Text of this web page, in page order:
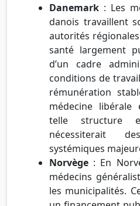
Danemark : Les
danois travaillent
autorités
santé largement
d’un cadre
conditions de
rémunération
médecine libérale
telle structure
nécessiterait
systémiques
Norvège : En
médecins
les municipalités.